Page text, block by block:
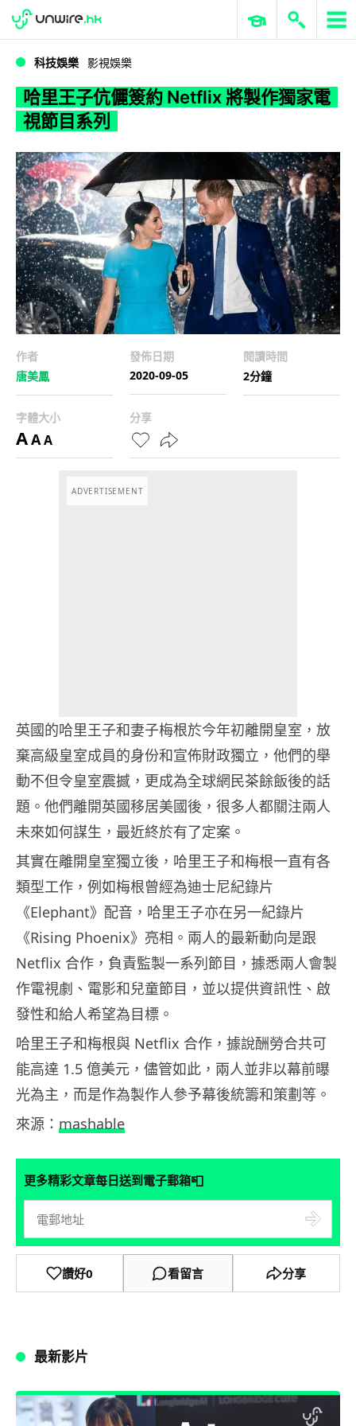
WWDC 2026 ERP 與商業 AI
科技娛樂 影視娛樂
哈里王子伉儷簽約 Netflix 將製作獨家電
視節目系列
作者
唐美鳳
發佈日期
2020-09-05
閱讀時間
2分鐘
字體大小
AAA
分享
ADVERTISEMENT
英國的哈里王子和妻子梅根於今年初離開皇室，放
棄高級皇室成員的身份和宣佈財政獨立，他們的舉
動不但令皇室震撼，更成為全球網民茶餘飯後的話
題。他們離開英國移居美國後，很多人都關注兩人
未來如何謀生，最近終於有了定案。
其實在離開皇室獨立後，哈里王子和梅根一直有各
類型工作，例如梅根曾經為迪士尼紀錄片
《Elephant》配音，哈里王子亦在另一紀錄片
《Rising Phoenix》亮相。兩人的最新動向是跟
Netflix 合作，負責監製一系列節目，據悉兩人會製
作電視劇、電影和兒童節目，並以提供資訊性、啟
發性和給人希望為目標。
哈里王子和梅根與 Netflix 合作，據說酬勞合共可
能高達 1.5 億美元，儘管如此，兩人並非以幕前曝
光為主，而是作為製作人參予幕後統籌和策劃等。
來源： mashable
更多精彩文章每日送到電子郵箱📮
讚好0 看留言 分享
最新影片